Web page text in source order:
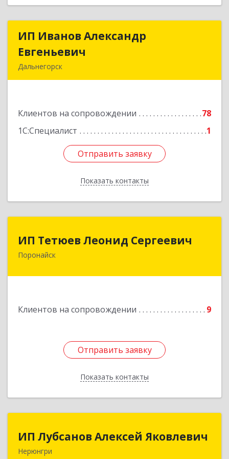
ИП Иванов Александр
Евгеньевич
Дальнегорск
Клиентов на сопровождении
78
1С:Специалист
1
Отправить заявку
Показать контакты
ИП Иванов Александр
Подробнее
Отправить заявку
Назад
ИП Тетюев Леонид Сергеевич
Поронайск
Клиентов на сопровождении 9
Отправить заявку
Показать контакты
694242, Сахалинская обл, Поронайск г, Фрунзе
Отправить заявку
Назад
ИП Лубсанов Алексей Яковлевич
Нерюнгри
ИП Лубсанов Алексей Яковлевич
675002, Амурская область, г. Благовещенск, ул.